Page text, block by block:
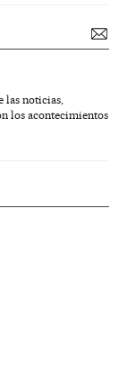
las noticias,
los acontecimientos